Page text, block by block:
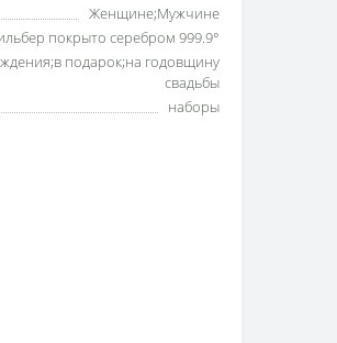
Женщине;Мужчине
покрыто серебром 999.9°
подарок;на годовщину
свадьбы
наборы